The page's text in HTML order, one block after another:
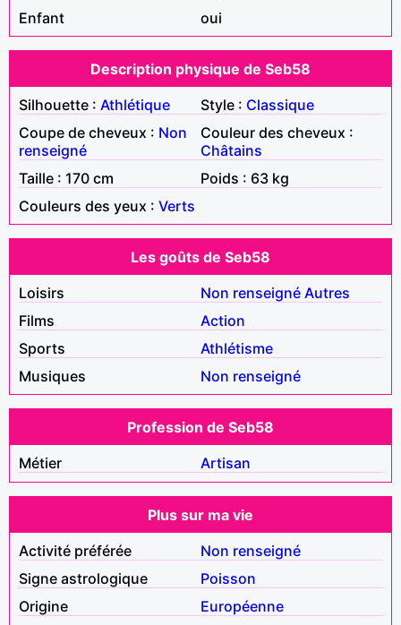
Enfant
oui
Description physique de Seb58
Silhouette : Athlétique Style : Classique
Coupe de cheveux : Non
renseigné
Couleur des cheveux :
Châtains
Taille : 170 cm
Poids : 63 kg
Couleurs des yeux : Verts
Les goûts de Seb58
Loisirs
Non renseigné Autres
Films
Action
Sports
Athlétisme
Musiques
Non renseigné
Profession de Seb58
Métier
Artisan
Plus sur ma vie
Activité préférée
Non renseigné
Signe astrologique
Poisson
Origine
Européenne